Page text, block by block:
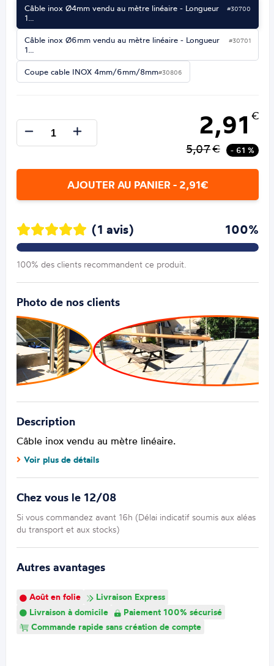
Câble inox Ø4mm vendu au mètre linéaire - Longueur
1…
#30700
Câble inox Ø6mm vendu au mètre linéaire - Longueur
1…
#30701
Coupe cable INOX 4mm/6mm/8mm#30806
2,91 €
5,07€ - 61 %
AJOUTER AU PANIER - 2,91€
(1 avis) 100%
100% des clients recommandent ce produit.
Photo de nos clients
Description
Câble inox vendu au mètre linéaire.
Voir plus de détails
Chez vous le 12/08
Si vous commandez avant 16h (Délai indicatif soumis aux aléas
du transport et aux stocks)
Autres avantages
Août en folie
Livraison Express
Livraison à domicile
Paiement 100% sécurisé
Commande rapide sans création de compte